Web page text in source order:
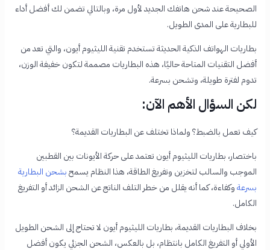
الصحيحة عند شحن هاتفك الجديد لأول مرة، وبالتالي تضمن لك أفضل أداء
للبطارية على المدى الطويل.
بطاريات الهواتف الذكية الحديثة تستخدم تقنية الليثيوم أيون، والتي تعد من
أفضل التقنيات المتاحة حاليًا، هذه البطاريات مصممة لتكون خفيفة الوزن،
تدوم لفترة طويلة، وتشحن بسرعة.
لكن السؤال الأهم الآن:
كيف تعمل بالضبط؟ ولماذا تختلف عن البطاريات القديمة؟
باختصار، بطاريات الليثيوم أيون تعتمد على حركة الأيونات بين القطبين
الموجب والسالب لتخزين وتفريغ الطاقة، هذا النظام يسمحبشحن البطارية
بسرعةوكفاءة، كما أنه يقلل من خطر التلف الناتج عن الشحن الزائد أو التفريغ
الكامل.
بخلاف البطاريات القديمة، بطاريات الليثيوم أيون لا تحتاج إلى الشحن الطويل
الأولي أو التفريغ الكامل بانتظام، بل بالعكس، الشحن الجزئي يكون أفضل